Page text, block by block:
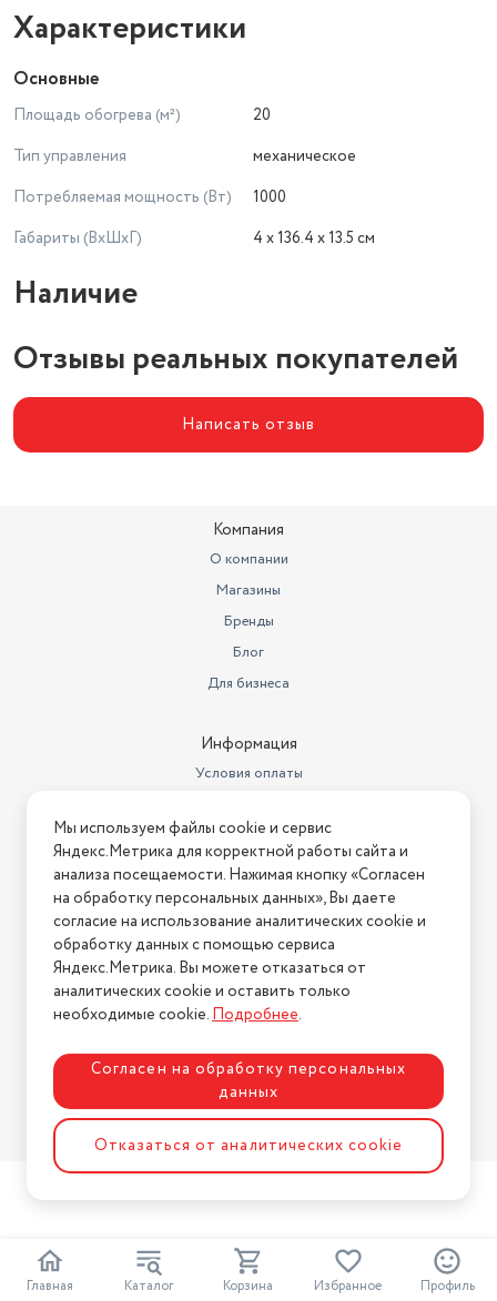
Главная Каталог Корзина Избранное Профиль
Особенности
Особенности
Благодаря уникальному способу нагрева, воздух в
Характеристики
Основные
Площадь обогрева (м²)
20
Тип управления
механическое
Потребляемая мощность (Вт)
1000
Габариты (ВхШхГ)
4 x 136.4 x 13.5 см
Наличие
Отзывы реальных покупателей
Написать отзыв
Компания
О компании
Магазины
Бренды
Блог
Для бизнеса
Информация
Условия оплаты
Условия возврата
Нашли ошибку на сайте? Напишите нам
2026 © Интернет-магазин "АстМаркет". У нас есть всё!
Политика конфиденциальности
Разработка сайтаASTDESIGN
Мы используем файлы cookie и сервис
Яндекс.Метрика для корректной работы сайта и
анализа посещаемости. Нажимая кнопку «Согласен
на обработку персональных данных», Вы даете
согласие на использование аналитических cookie и
обработку данных с помощью сервиса
Яндекс.Метрика. Вы можете отказаться от
аналитических cookie и оставить только
необходимые cookie.Подробнее.
Согласен на обработку персональных
данных
Отказаться от аналитических cookie